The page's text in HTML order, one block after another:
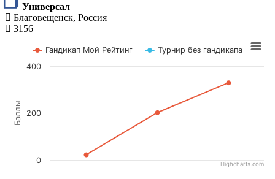
Универсал
Благовещенск, Россия
3156
Баллы
Гандикап Мой Рейтинг Турнир без гандикапа
0
200
400
Highcharts.com